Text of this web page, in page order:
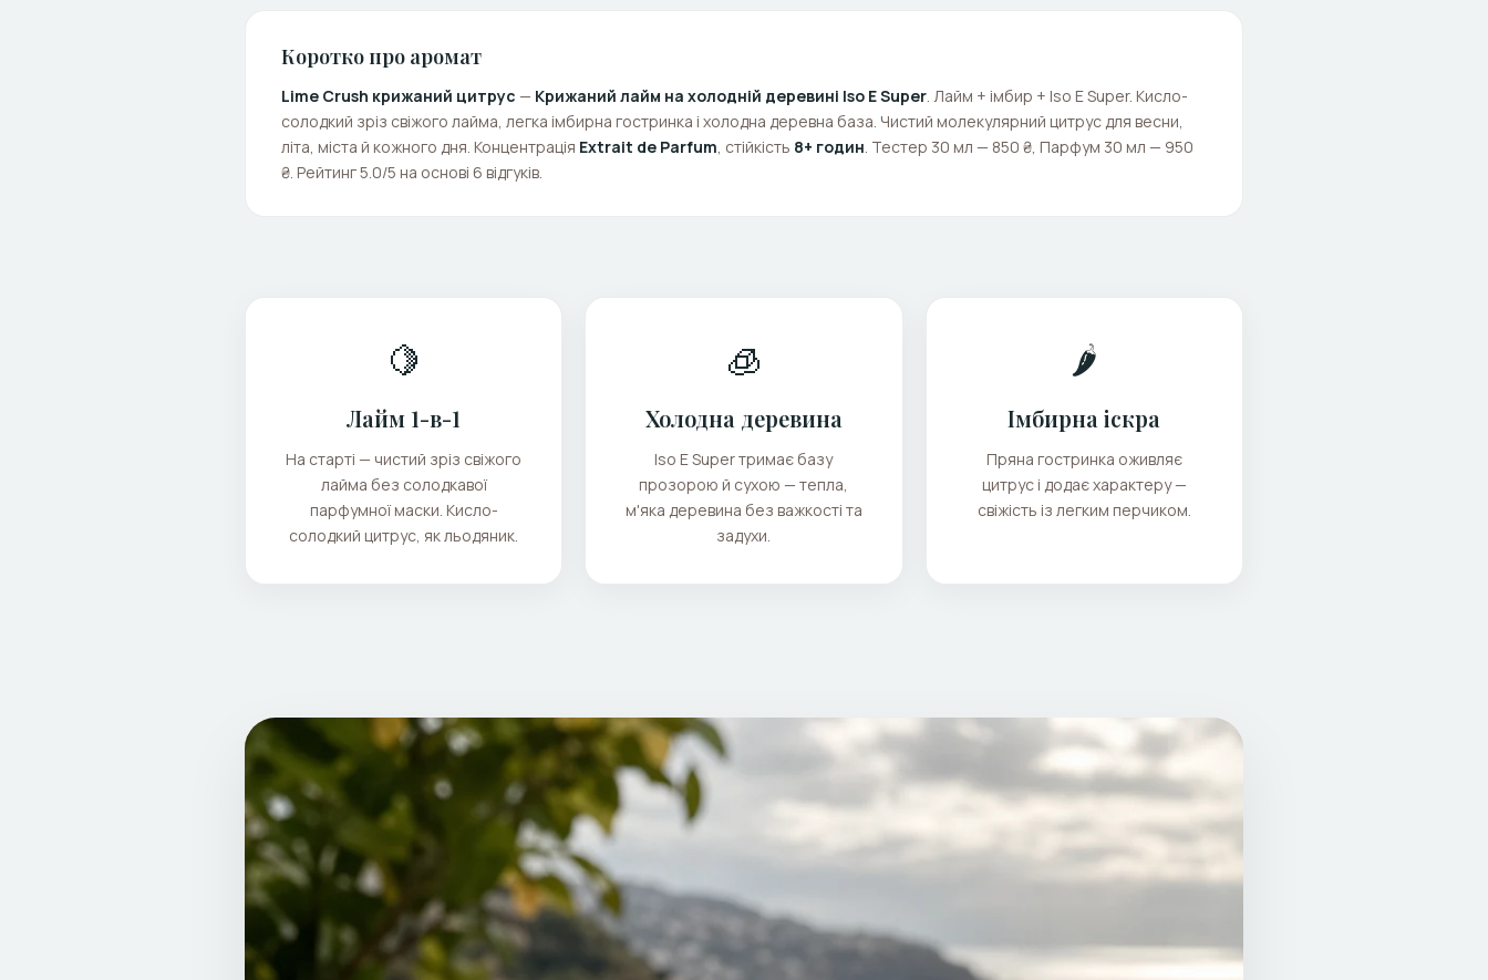
Коротко про аромат
Lime Crush крижаний цитрус — Крижаний лайм на холодній деревині Iso E Super. Лайм + імбир + Iso E Super. Кисло-
солодкий зріз свіжого лайма, легка імбирна гостринка і холодна деревна база. Чистий молекулярний цитрус для весни,
літа, міста й кожного дня. Концентрація Extrait de Parfum, стійкість 8+ годин. Тестер 30 мл — 850 ₴, Парфум 30 мл — 950
₴. Рейтинг 5.0/5 на основі 6 відгуків.
🍋
Лайм 1-в-1
На старті — чистий зріз свіжого
лайма без солодкавої
парфумної маски. Кисло-
солодкий цитрус, як льодяник.
🧊
Холодна деревина
Iso E Super тримає базу
прозорою й сухою — тепла,
м'яка деревина без важкості та
задухи.
🌶️
Імбирна іскра
Пряна гостринка оживляє
цитрус і додає характеру —
свіжість із легким перчиком.